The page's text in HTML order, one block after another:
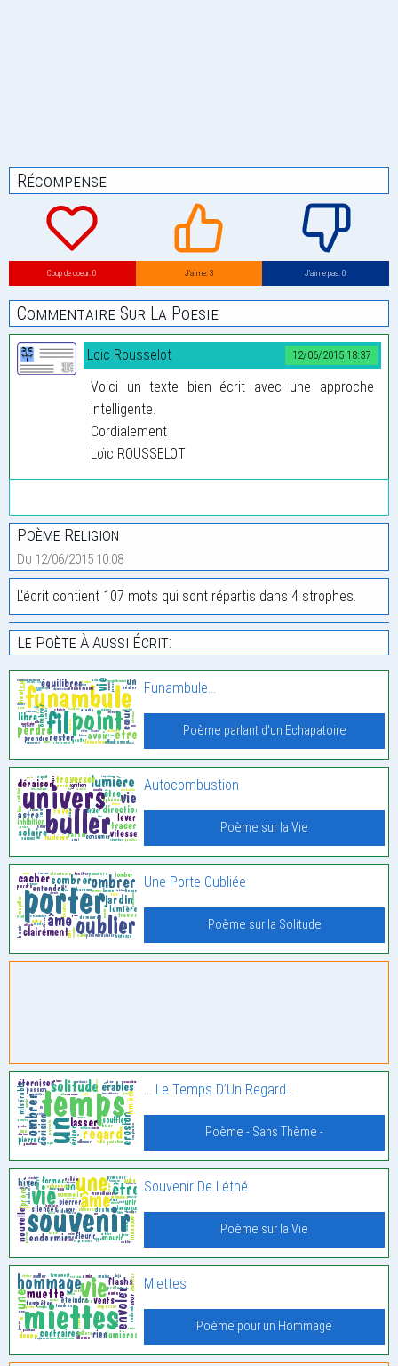
Récompense
Coup de coeur: 0 J’aime: 3 J’aime pas: 0
Commentaire Sur La Poesie
12/06/2015 18:37
Loic Rousselot
Voici un texte bien écrit avec une approche
intelligente.
Cordialement
Loïc ROUSSELOT
Poème Religion
Du 12/06/2015 10:08
L'écrit contient 107 mots qui sont répartis dans 4 strophes.
Le Poète À Aussi Écrit:
Funambule…
Poème parlant d'un Echapatoire
Autocombustion
Poème sur la Vie
Une Porte Oubliée
Poème sur la Solitude
… Le Temps D’Un Regard…
Poème - Sans Thème -
Souvenir De Léthé
Poème sur la Vie
Miettes
Poème pour un Hommage